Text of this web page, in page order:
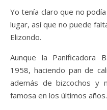
Yo tenía claro que no
lugar, así que no puede
Elizondo.
Aunque la Panificadora
1958, haciendo pan de
además de bizcochos y
famosa en los últimos años.